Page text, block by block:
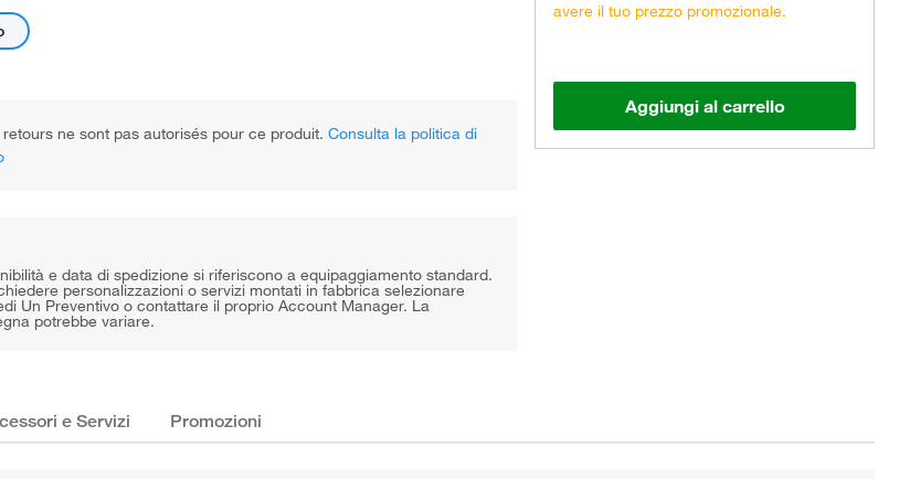
retours ne sont pas autorisés pour ce produit. Consulta la politica di
e data di spedizione si riferiscono a equipaggiamento standard.
personalizzazioni o servizi montati in fabbrica selezionare
Un Preventivo o contattare il proprio Account Manager. La
potrebbe variare.
avere il tuo prezzo promozionale.
Aggiungi al carrello
e Servizi Promozioni